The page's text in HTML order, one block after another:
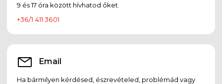
9 és 17 óra között hívhatod őket.
+36/1 411 3601
Email
Ha bármilyen kérdésed, észrevételed, problémád vagy